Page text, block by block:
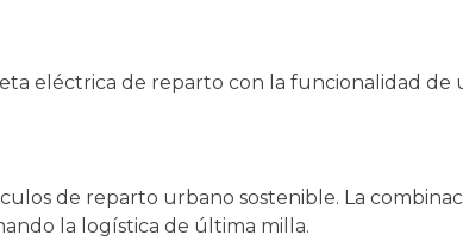
eléctrica de reparto con la funcionalidad de
de reparto urbano sostenible. La
la logística de última milla.